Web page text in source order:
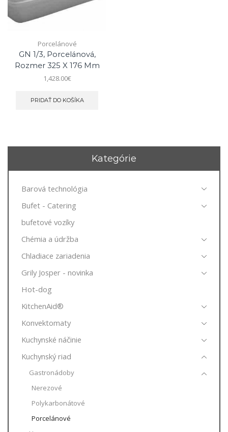
Porcelánové
GN 1/3, Porcelánová,
Rozmer 325 X 176 Mm
1,428.00€
PRIDAŤ DO KOŠÍKA
Kategórie
Barová technológia
Bufet - Catering
bufetové vozíky
Chémia a údržba
Chladiace zariadenia
Grily Josper - novinka
Hot-dog
KitchenAid®
Konvektomaty
Kuchynské náčinie
Kuchynský riad
Gastronádoby
Nerezové
Polykarbonátové
Porcelánové